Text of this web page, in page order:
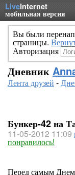
LiveInternet
мобильная версия
Вы были
страницы.
Авторизация
Дневник
Лента друзей -
Бункер-42 на
11-05-2012 11:09
понравилось!
Перед самым